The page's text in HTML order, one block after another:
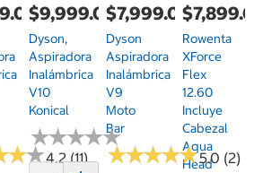
★★
★★4.2 (11)
$9,999.00
Dyson,
Aspiradora
Inalámbrica
V10
Konical
★★★★★
★★★★★
$7,999.00
Dyson
Aspiradora
Inalámbrica
V9
Moto
Bar
★★★★★
★★★★★5.0 (2)
Rowenta
XForce
Flex
12.60
Incluye
Cabezal
Aqua
Head